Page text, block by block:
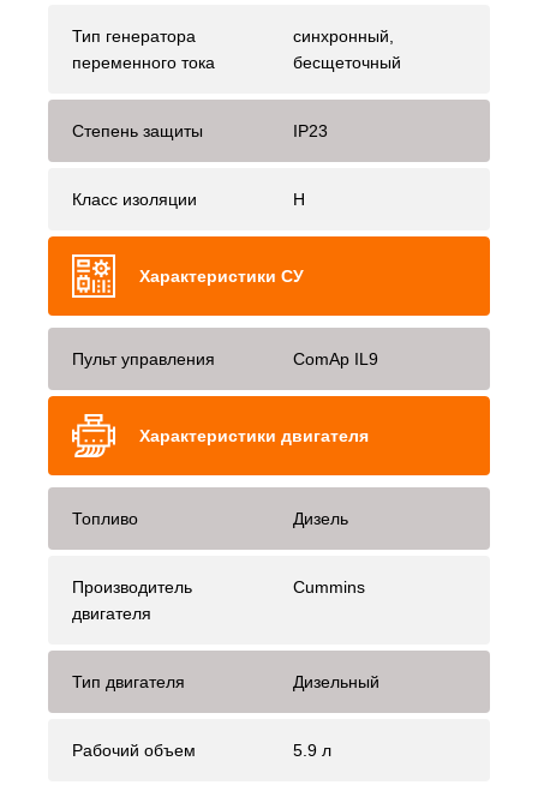
Тип генератора
переменного тока
синхронный,
бесщеточный
Степень защиты IP23
Класс изоляции H
Характеристики СУ
Пульт управления ComAp IL9
Характеристики двигателя
Топливо Дизель
Производитель
двигателя
Cummins
Тип двигателя Дизельный
Рабочий объем 5.9 л